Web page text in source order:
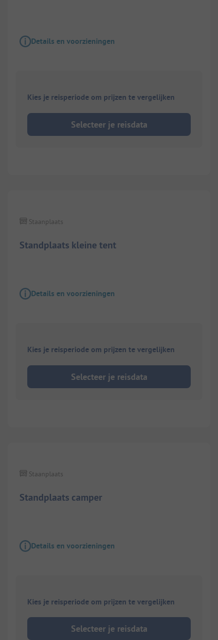
Details en voorzieningen
Kies je reisperiode om prijzen te vergelijken
Selecteer je reisdata
Standplaats kleine tent
Staanplaats
Details en voorzieningen
Kies je reisperiode om prijzen te vergelijken
Selecteer je reisdata
Standplaats camper
Staanplaats
Details en voorzieningen
Kies je reisperiode om prijzen te vergelijken
Selecteer je reisdata